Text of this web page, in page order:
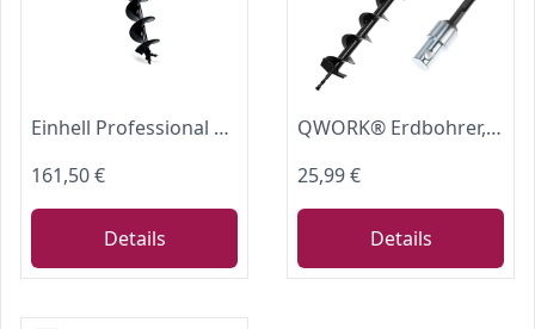
Einhell Professional Akku-Erdbohrer GP-EA 18/150 Li BL-Solo Power X-Change (18 V, Brushless, inkl. Erdbohrer Ø 150 mm, Bohrtiefe 80 cm, ohne Akku)
161,50 €
Details
QWORK® Erdbohrer, ⌀ 80 mm Erdbohrer für Bohrmaschine mit Adapter, 80 cm Länge Erdlochbohrer, für Löcherbohrungen und Baumpflanzungen
25,99 €
Details